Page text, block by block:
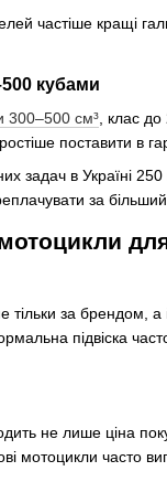
частіше кращі
кубами
300–500 см³ , клас
поставити в
задач в Україні
за
тільки за брендом,
підвіска
не лише ціна
мотоцикли часто